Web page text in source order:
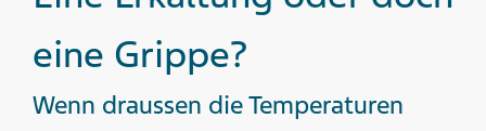
eine Grippe?
Wenn draussen die Temperaturen